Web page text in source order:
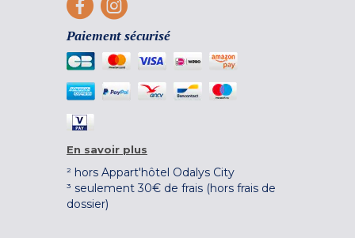
Paiement sécurisé
En savoir plus
² hors Appart'hôtel Odalys City
³ seulement 30€ de frais (hors frais de
dossier)